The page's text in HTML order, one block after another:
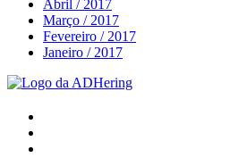
Abril / 2017
Março / 2017
Fevereiro / 2017
Janeiro / 2017